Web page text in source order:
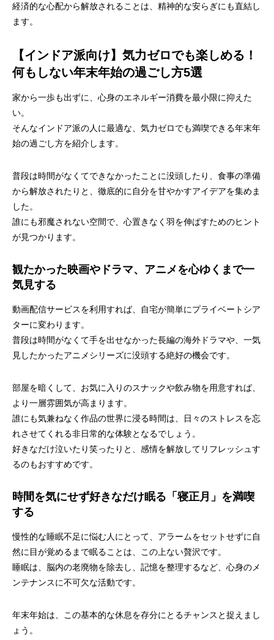
経済的な心配から解放されることは、精神的な安らぎにも直結し
ます。
【インドア派向け】気力ゼロでも楽しめる！
何もしない年末年始の過ごし方5選
家から一歩も出ずに、心身のエネルギー消費を最小限に抑えた
い。
そんなインドア派の人に最適な、気力ゼロでも満喫できる年末年
始の過ごし方を紹介します。
普段は時間がなくてできなかったことに没頭したり、食事の準備
から解放されたりと、徹底的に自分を甘やかすアイデアを集めま
した。
誰にも邪魔されない空間で、心置きなく羽を伸ばすためのヒント
が見つかります。
観たかった映画やドラマ、アニメを心ゆくまで一
気見する
動画配信サービスを利用すれば、自宅が簡単にプライベートシア
ターに変わります。
普段は時間がなくて手を出せなかった長編の海外ドラマや、一気
見したかったアニメシリーズに没頭する絶好の機会です。
部屋を暗くして、お気に入りのスナックや飲み物を用意すれば、
より一層雰囲気が高まります。
誰にも気兼ねなく作品の世界に浸る時間は、日々のストレスを忘
れさせてくれる非日常的な体験となるでしょう。
好きなだけ泣いたり笑ったりと、感情を解放してリフレッシュす
るのもおすすめです。
時間を気にせず好きなだけ眠る「寝正月」を満喫
する
慢性的な睡眠不足に悩む人にとって、アラームをセットせずに自
然に目が覚めるまで眠ることは、この上ない贅沢です。
睡眠は、脳内の老廃物を除去し、記憶を整理するなど、心身のメ
ンテナンスに不可欠な活動です。
年末年始は、この基本的な休息を存分にとるチャンスと捉えまし
ょう。